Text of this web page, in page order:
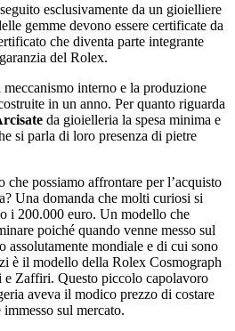
esclusivamente da un gioielliere
gemme devono essere certificate da
che diventa parte integrante
del Rolex.
interno e la produzione
in un anno. Per quanto riguarda
da gioielleria la spesa minima e
si parla di loro presenza di pietre
che possiamo affrontare per l’acquisto
Una domanda che molti curiosi si
i 200.000 euro. Un modello che
poiché quando venne messo sul
assolutamente mondiale e di cui sono
è il modello della Rolex Cosmograph
Zaffiri. Questo piccolo capolavoro
aveva il modico prezzo di costare
sul mercato.